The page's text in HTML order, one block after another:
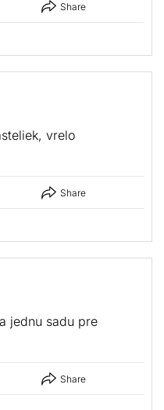
Share
vrelo
Share
jednu sadu pre
Share